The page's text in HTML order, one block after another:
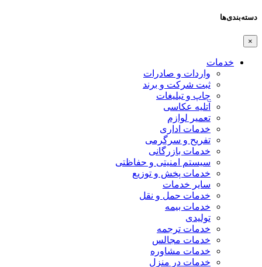
دسته‌بندی‌ها
×
خدمات
واردات و صادرات
ثبت شرکت و برند
چاپ و تبلیغات
آتلیه عکاسی
تعمیر لوازم
خدمات اداری
تفریح و سرگرمی
خدمات بازرگانی
سیستم امنیتی و حفاظتی
خدمات پخش و توزیع
سایر خدمات
خدمات حمل و نقل
خدمات بیمه
تولیدی
خدمات ترجمه
خدمات مجالس
خدمات مشاوره
خدمات در منزل